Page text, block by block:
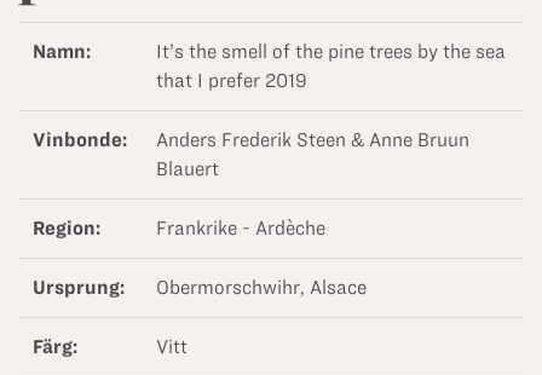
Namn:
It’s the smell of the pine trees by the sea
that I prefer 2019
Vinbonde:
Anders Frederik Steen & Anne Bruun
Blauert
Region: Frankrike - Ardèche
Ursprung: Obermorschwihr, Alsace
Färg: Vitt